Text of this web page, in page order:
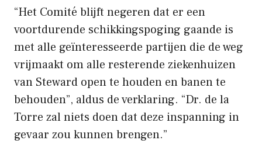
“Het Comité blijft negeren dat er een
voortdurende schikkingspoging gaande is
met alle geïnteresseerde partijen die de weg
vrijmaakt om alle resterende ziekenhuizen
van Steward open te houden en banen te
behouden”, aldus de verklaring. “Dr. de la
Torre zal niets doen dat deze inspanning in
gevaar zou kunnen brengen.”